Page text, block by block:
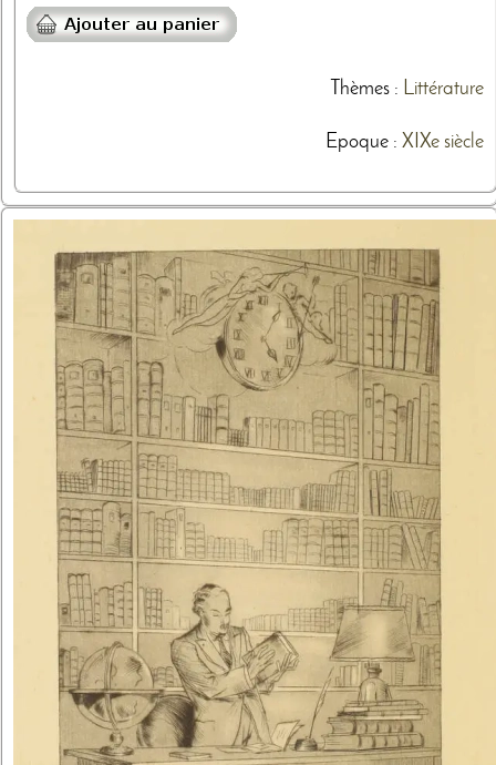
Thèmes: Littérature
Epoque : XIXe siècle